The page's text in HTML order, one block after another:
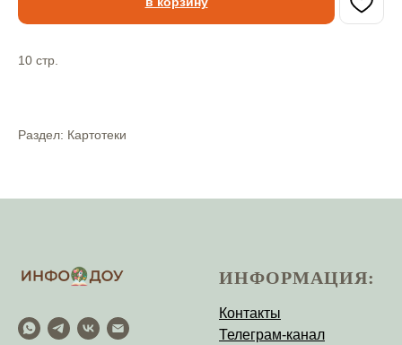
10 стр.
Раздел: Картотеки
ИНФОРМАЦИЯ:
Контакты
Телеграм-канал